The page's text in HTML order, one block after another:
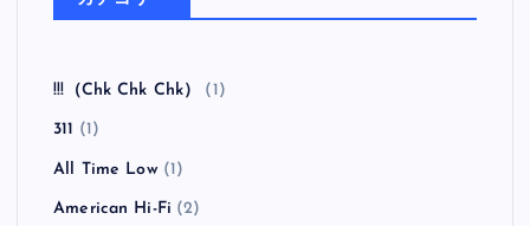
!!!（Chk Chk Chk） (1)
311 (1)
All Time Low(1)
American Hi-Fi (2)